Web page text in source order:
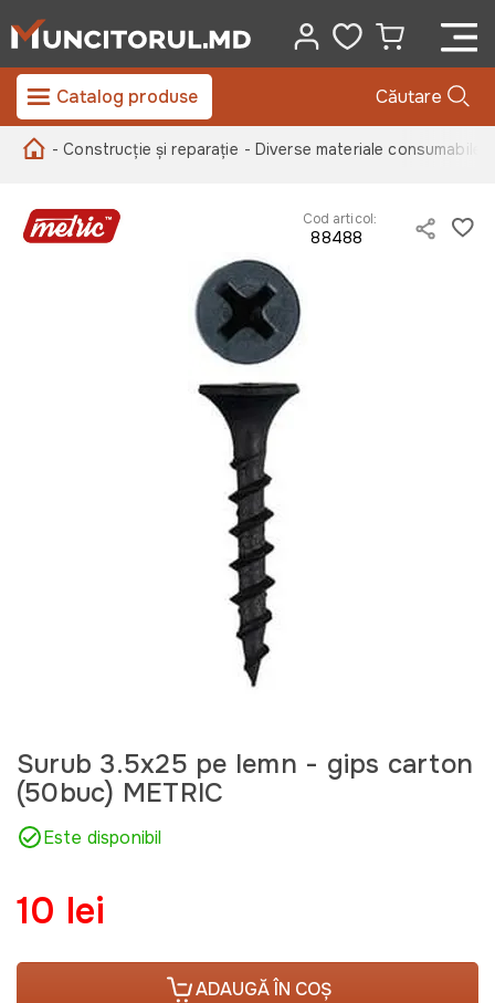
Catalog produse Căutare
- Construcție și reparație - Diverse materiale consumabile
Cod articol:
88488
Surub 3.5x25 pe lemn - gips carton
(50buc) METRIC
Este disponibil
10 lei
ADAUGĂ ÎN COȘ